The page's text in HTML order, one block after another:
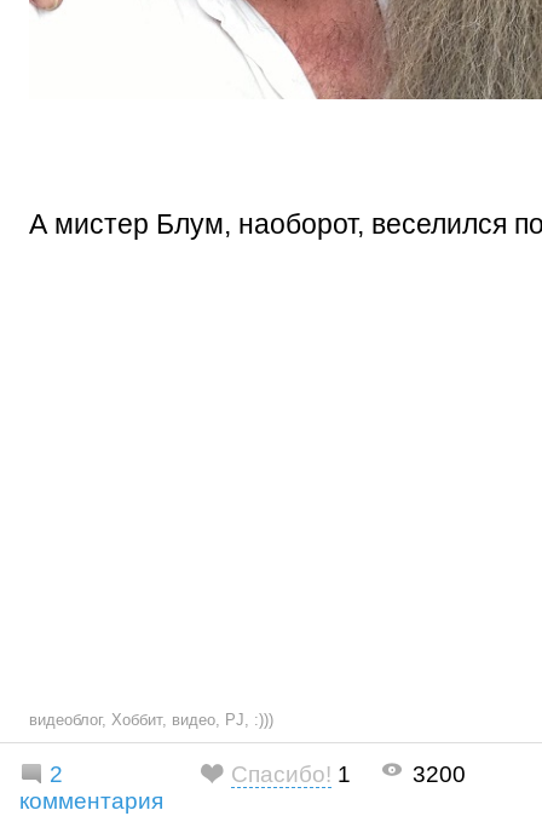
А мистер Блум, наоборот, веселился
видеоблог, Хоббит, видео, PJ, :)))
2
комментария
Спасибо! 1 3200